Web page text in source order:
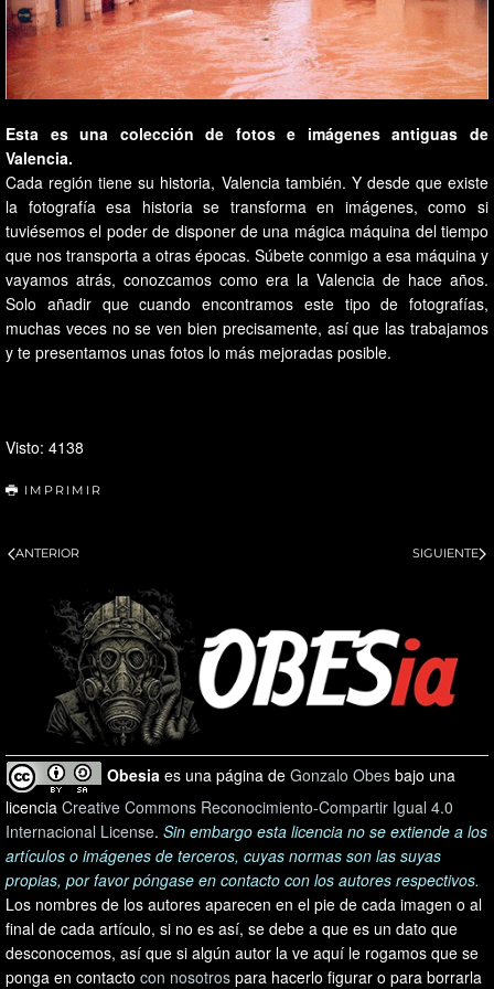
Esta es una colección de fotos e imágenes antiguas de
Valencia.
Cada región tiene su historia, Valencia también. Y desde que existe
la fotografía esa historia se transforma en imágenes, como si
tuviésemos el poder de disponer de una mágica máquina del tiempo
que nos transporta a otras épocas. Súbete conmigo a esa máquina y
vayamos atrás, conozcamos como era la Valencia de hace años.
Solo añadir que cuando encontramos este tipo de fotografías,
muchas veces no se ven bien precisamente, así que las trabajamos
y te presentamos unas fotos lo más mejoradas posible.
Visto: 4138
IMPRIMIR
ANTERIOR SIGUIENTE
Obesia es una página de Gonzalo Obes bajo una
licencia Creative Commons Reconocimiento-Compartir Igual 4.0
Internacional License. Sin embargo esta licencia no se extiende a los
artículos o imágenes de terceros, cuyas normas son las suyas
propias, por favor póngase en contacto con los autores respectivos.
Los nombres de los autores aparecen en el pie de cada imagen o al
final de cada artículo, si no es así, se debe a que es un dato que
desconocemos, así que si algún autor la ve aquí le rogamos que se
ponga en contacto con nosotros para hacerlo figurar o para borrarla